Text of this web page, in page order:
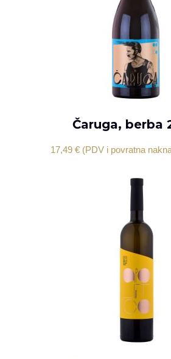
DODAJ U
Čaruga, berba
17,49 € (PDV i povratna